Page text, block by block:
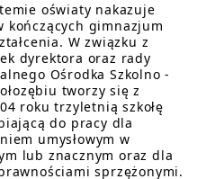
oświaty nakazuje
kończących gimnazjum
W związku z
dyrektora oraz rady
Ośrodka Szkolno -
tworzy się z
roku trzyletnią szkołę
do pracy dla
umysłowym w
lub znacznym oraz dla
sprzężonymi.